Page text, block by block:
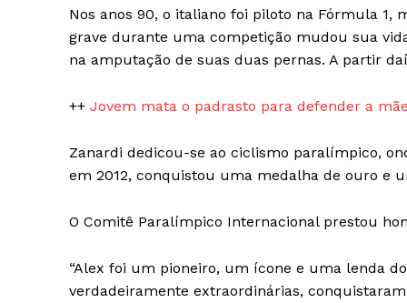
Nos anos 90, o italiano foi piloto na Fórmula 1,
grave durante uma competição mudou sua
na amputação de suas duas pernas. A partir
++ Jovem mata o padrasto para defender a
Zanardi dedicou-se ao ciclismo paralímpico,
em 2012, conquistou uma medalha de ouro e
O Comitê Paralímpico Internacional prestou
“Alex foi um pioneiro, um ícone e uma lenda
verdadeiramente extraordinárias,